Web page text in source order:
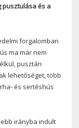
pusztulása és a
forgalomban
ma már nem
pusztán
lehetőséget, több
és sertéshús
irányba indult